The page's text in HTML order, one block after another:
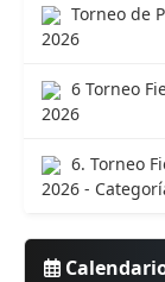
Torneo de
2026
6 Torneo
2026
6. Torneo
2026 -